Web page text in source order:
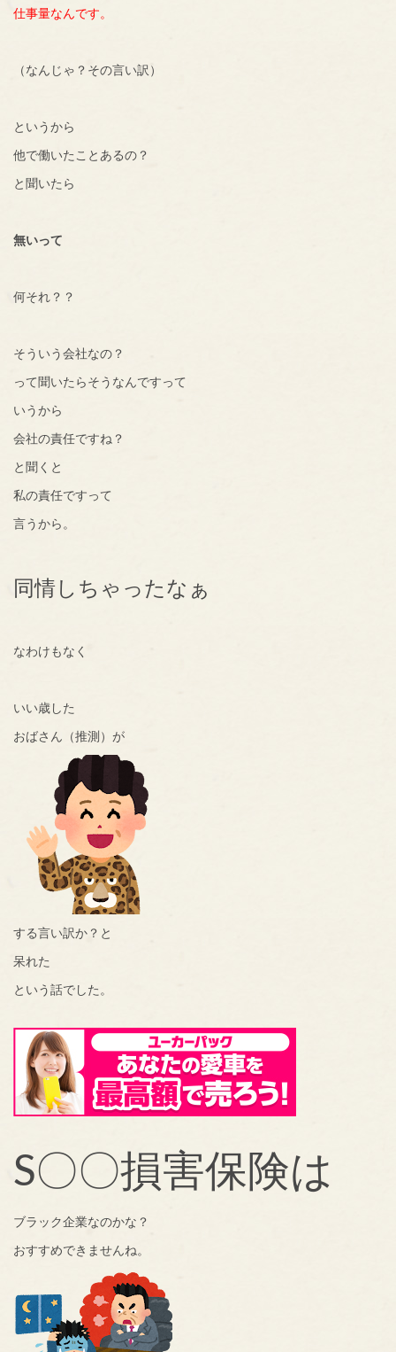
仕事量なんです。
（なんじゃ？その言い訳）
というから
他で働いたことあるの？
と聞いたら
無いって
何それ？？
そういう会社なの？
って聞いたらそうなんですって
いうから
会社の責任ですね？
と聞くと
私の責任ですって
言うから。
同情しちゃったなぁ
なわけもなく
いい歳した
おばさん（推測）が
する言い訳か？と
呆れた
という話でした。
S〇〇損害保険は
ブラック企業なのかな？
おすすめできませんね。